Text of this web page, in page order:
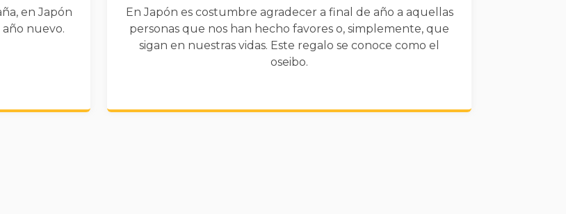
en Japón
nuevo.
En Japón es costumbre agradecer a final de año a aquellas
personas que nos han hecho favores o, simplemente, que
sigan en nuestras vidas. Este regalo se conoce como el
oseibo.